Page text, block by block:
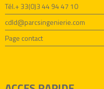
Tél.+ 33(0)3 44 94 47 10
cdld@parcsingenierie.com
Page contact